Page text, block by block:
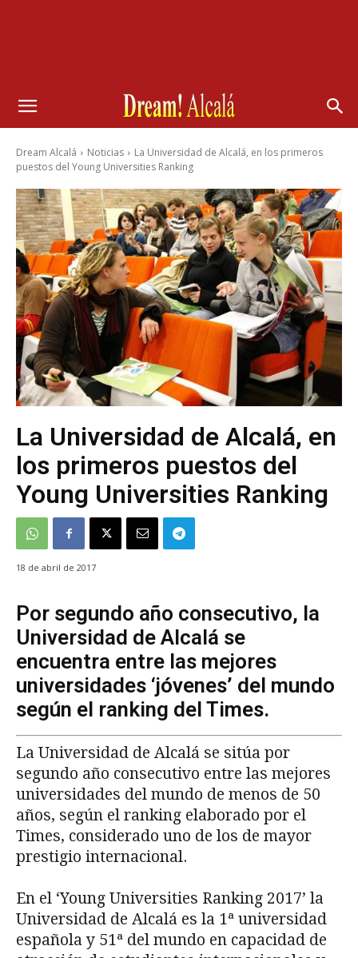
Dream Alcalá Noticias
La Universidad de Alcalá, en los primeros
puestos del Young Universities Ranking
La Universidad de Alcalá, en
los primeros puestos del
Young Universities Ranking
18 de abril de 2017
Por segundo año consecutivo, la
Universidad de Alcalá se
encuentra entre las mejores
universidades ‘jóvenes’ del mundo
según el ranking del Times.
La Universidad de Alcalá se sitúa por
segundo año consecutivo entre las mejores
universidades del mundo de menos de 50
años, según el ranking elaborado por el
Times, considerado uno de los de mayor
prestigio internacional.
En el ‘Young Universities Ranking 2017’ la
Universidad de Alcalá es la 1ª universidad
española y 51ª del mundo en capacidad de